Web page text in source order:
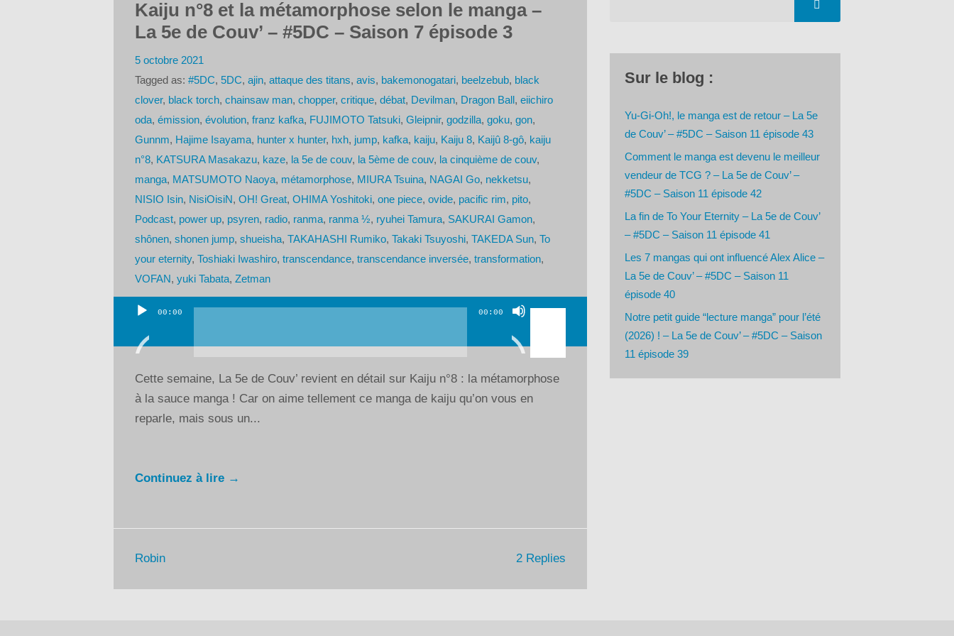
Kaiju n°8 et la métamorphose selon le manga –
La 5e de Couv’ – #5DC – Saison 7 épisode 3
5 octobre 2021
Tagged as: #5DC, 5DC, ajin, attaque des titans, avis, bakemonogatari, beelzebub, black
clover, black torch, chainsaw man, chopper, critique, débat, Devilman, Dragon Ball, eiichiro
oda, émission, évolution, franz kafka, FUJIMOTO Tatsuki, Gleipnir, godzilla, goku, gon,
Gunnm, Hajime Isayama, hunter x hunter, hxh, jump, kafka, kaiju, Kaiju 8, Kaijû 8-gô, kaiju
n°8, KATSURA Masakazu, kaze, la 5e de couv, la 5ème de couv, la cinquième de couv,
manga, MATSUMOTO Naoya, métamorphose, MIURA Tsuina, NAGAI Go, nekketsu,
NISIO Isin, NisiOisiN, OH! Great, OHIMA Yoshitoki, one piece, ovide, pacific rim, pito,
Podcast, power up, psyren, radio, ranma, ranma ½, ryuhei Tamura, SAKURAI Gamon,
shônen, shonen jump, shueisha, TAKAHASHI Rumiko, Takaki Tsuyoshi, TAKEDA Sun, To
your eternity, Toshiaki Iwashiro, transcendance, transcendance inversée, transformation,
VOFAN, yuki Tabata, Zetman
Lecteur
audio
00:00 00:00
Utilisez
flèches
pour
augmenter
Cette semaine, La 5e de Couv’ revient en détail sur Kaiju n°8 : la métamorphose
à la sauce manga ! Car on aime tellement ce manga de kaiju qu’on vous en
reparle, mais sous un...
Continuez à lire →
2 Replies
Robin
Sur le blog :
Yu-Gi-Oh!, le manga est de retour – La 5e
de Couv’ – #5DC – Saison 11 épisode 43
Comment le manga est devenu le meilleur
vendeur de TCG ? – La 5e de Couv’ –
#5DC – Saison 11 épisode 42
La fin de To Your Eternity – La 5e de Couv’
– #5DC – Saison 11 épisode 41
Les 7 mangas qui ont influencé Alex Alice –
La 5e de Couv’ – #5DC – Saison 11
épisode 40
Notre petit guide “lecture manga” pour l’été
(2026) ! – La 5e de Couv’ – #5DC – Saison
11 épisode 39